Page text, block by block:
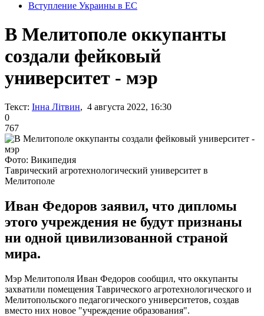
Вступление Украины в ЕС
В Мелитополе оккупанты
создали фейковый
университет - мэр
Текст: Інна Літвин, 4 августа 2022, 16:30
0
767
Фото: Википедия
Таврический агротехнологический университет в
Мелитополе
Иван Федоров заявил, что дипломы
этого учреждения не будут признаны
ни одной цивилизованной страной
мира.
Мэр Мелитополя Иван Федоров сообщил, что оккупанты
захватили помещения Таврического агротехнологического и
Мелитопольского педагогического университетов, создав
вместо них новое "учреждение образования".